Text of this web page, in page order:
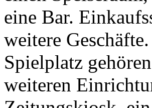
eine Bar.
weitere
Spielplatz
weiteren